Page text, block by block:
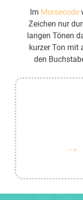
Im Morsecode
Zeichen nur
langen Tönen
kurzer Ton mit
den